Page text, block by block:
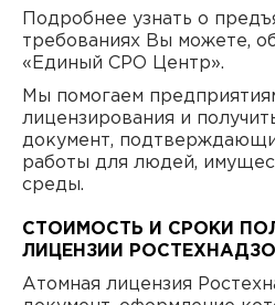
Подробнее узнать о
требованиях Вы можете,
«Единый СРО Центр».
Мы помогаем
лицензирования и
документ,
работы для людей,
среды.
СТОИМОСТЬ И СРОКИ
ЛИЦЕНЗИИ
Атомная лицензия